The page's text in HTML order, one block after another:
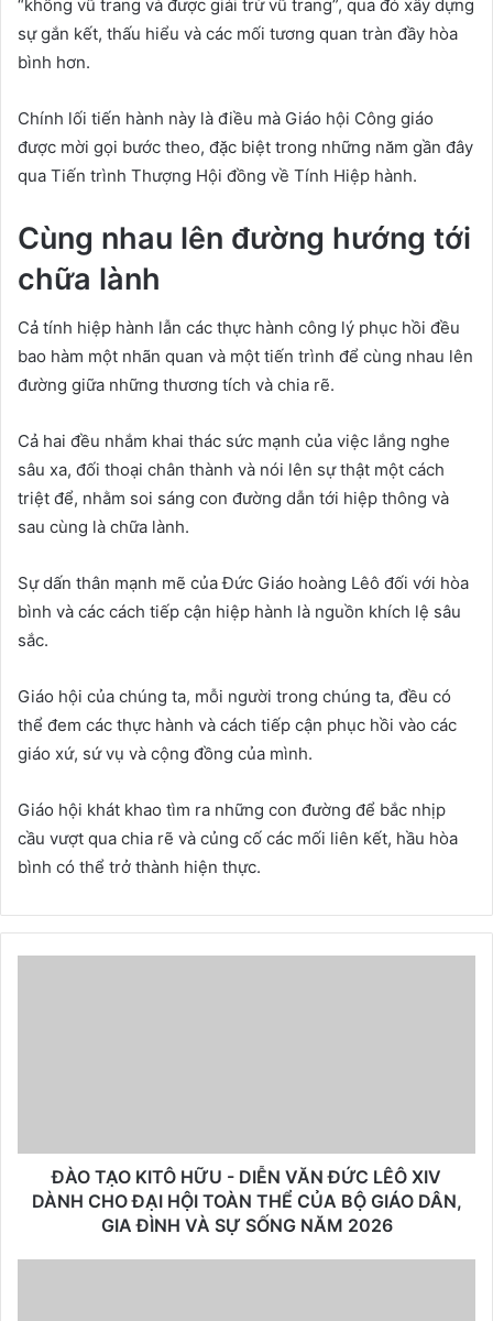
“không vũ trang và được giải trừ vũ trang”, qua đó xây dựng
sự gắn kết, thấu hiểu và các mối tương quan tràn đầy hòa
bình hơn.
Chính lối tiến hành này là điều mà Giáo hội Công giáo
được mời gọi bước theo, đặc biệt trong những năm gần đây
qua Tiến trình Thượng Hội đồng về Tính Hiệp hành.
Cùng nhau lên đường hướng tới
chữa lành
Cả tính hiệp hành lẫn các thực hành công lý phục hồi đều
bao hàm một nhãn quan và một tiến trình để cùng nhau lên
đường giữa những thương tích và chia rẽ.
Cả hai đều nhắm khai thác sức mạnh của việc lắng nghe
sâu xa, đối thoại chân thành và nói lên sự thật một cách
triệt để, nhằm soi sáng con đường dẫn tới hiệp thông và
sau cùng là chữa lành.
Sự dấn thân mạnh mẽ của Đức Giáo hoàng Lêô đối với hòa
bình và các cách tiếp cận hiệp hành là nguồn khích lệ sâu
sắc.
Giáo hội của chúng ta, mỗi người trong chúng ta, đều có
thể đem các thực hành và cách tiếp cận phục hồi vào các
giáo xứ, sứ vụ và cộng đồng của mình.
Giáo hội khát khao tìm ra những con đường để bắc nhịp
cầu vượt qua chia rẽ và củng cố các mối liên kết, hầu hòa
bình có thể trở thành hiện thực.
ĐÀO TẠO KITÔ HỮU - DIỄN VĂN ĐỨC LÊÔ XIV
DÀNH CHO ĐẠI HỘI TOÀN THỂ CỦA BỘ GIÁO DÂN,
GIA ĐÌNH VÀ SỰ SỐNG NĂM 2026